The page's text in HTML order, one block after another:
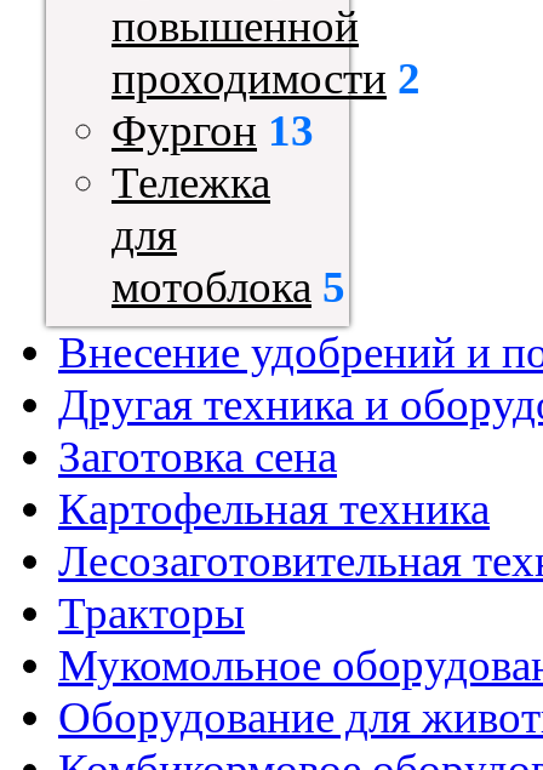
повышенной
проходимости 2
Фургон 13
Тележка
для
мотоблока 5
Внесение удобрений и
Другая техника и
Заготовка сена
Картофельная техника
Лесозаготовительная
Тракторы
Мукомольное
Оборудование для